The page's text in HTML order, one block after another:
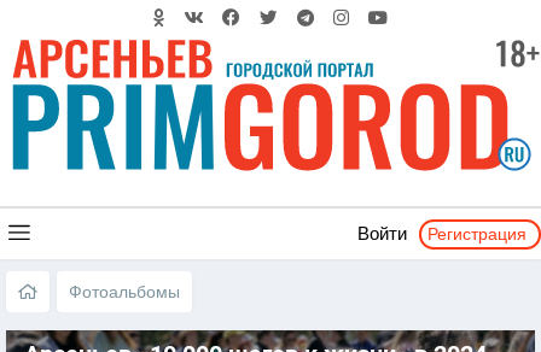
Войти Регистрация
Фотоальбомы